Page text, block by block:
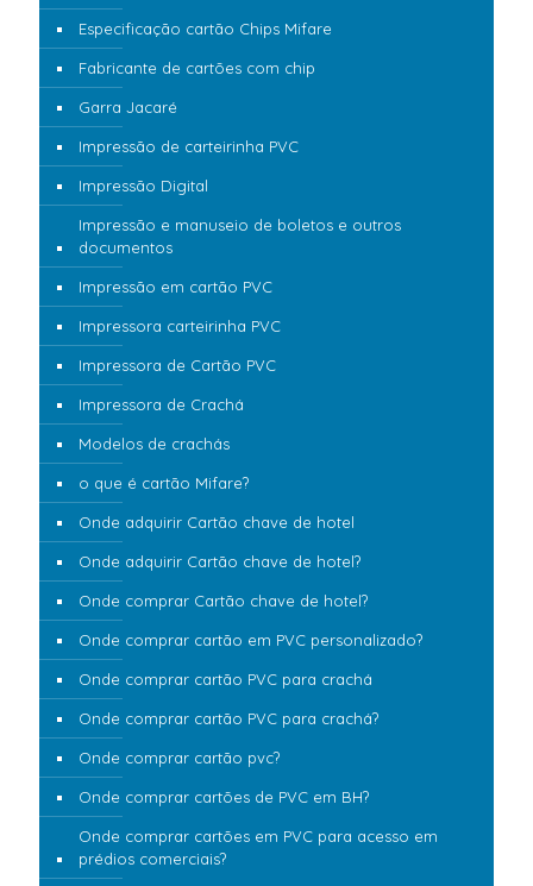
Especificação cartão Chips Mifare
Fabricante de cartões com chip
Garra Jacaré
Impressão de carteirinha PVC
Impressão Digital
Impressão e manuseio de boletos e outros
documentos
Impressão em cartão PVC
Impressora carteirinha PVC
Impressora de Cartão PVC
Impressora de Crachá
Modelos de crachás
o que é cartão Mifare?
Onde adquirir Cartão chave de hotel
Onde adquirir Cartão chave de hotel?
Onde comprar Cartão chave de hotel?
Onde comprar cartão em PVC personalizado?
Onde comprar cartão PVC para crachá
Onde comprar cartão PVC para crachá?
Onde comprar cartão pvc?
Onde comprar cartões de PVC em BH?
Onde comprar cartões em PVC para acesso em
prédios comerciais?